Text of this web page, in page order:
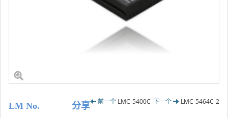
LM No. 分享 前一个 LMC-5400C 下一个 LMC-5464C-2